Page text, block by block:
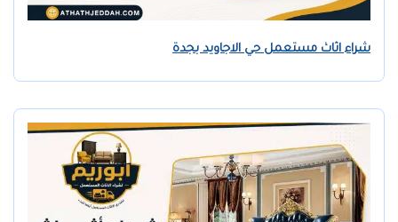
شراء اثاث مستعمل حي الاجاويد بجدة